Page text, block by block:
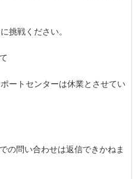
挑戦ください。
ートセンターは休業とさせてい
の問い合わせは返信できかねま